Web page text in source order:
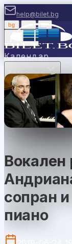
help@bilet.bg
bg |
Вход
Календар
Категории
Места Каси
насВаучери
София
Вокален
сопран
пиано